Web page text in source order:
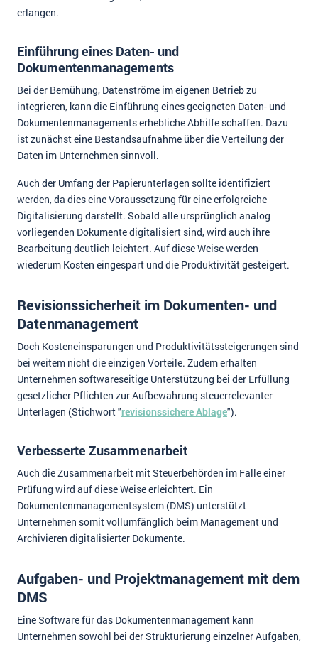
erlangen.
Einführung eines Daten- und
Dokumentenmanagements
Bei der Bemühung, Datenströme im eigenen Betrieb zu
integrieren, kann die Einführung eines geeigneten Daten- und
Dokumentenmanagements erhebliche Abhilfe schaffen. Dazu
ist zunächst eine Bestandsaufnahme über die Verteilung der
Daten im Unternehmen sinnvoll.
Auch der Umfang der Papierunterlagen sollte identifiziert
werden, da dies eine Voraussetzung für eine erfolgreiche
Digitalisierung darstellt. Sobald alle ursprünglich analog
vorliegenden Dokumente digitalisiert sind, wird auch ihre
Bearbeitung deutlich leichtert. Auf diese Weise werden
wiederum Kosten eingespart und die Produktivität gesteigert.
Revisionssicherheit im Dokumenten- und
Datenmanagement
Doch Kosteneinsparungen und Produktivitätssteigerungen sind
bei weitem nicht die einzigen Vorteile. Zudem erhalten
Unternehmen softwareseitige Unterstützung bei der Erfüllung
gesetzlicher Pflichten zur Aufbewahrung steuerrelevanter
Unterlagen (Stichwort "revisionssichere Ablage").
Verbesserte Zusammenarbeit
Auch die Zusammenarbeit mit Steuerbehörden im Falle einer
Prüfung wird auf diese Weise erleichtert. Ein
Dokumentenmanagementsystem (DMS) unterstützt
Unternehmen somit vollumfänglich beim Management und
Archivieren digitalisierter Dokumente.
Aufgaben- und Projektmanagement mit dem
DMS
Eine Software für das Dokumentenmanagement kann
Unternehmen sowohl bei der Strukturierung einzelner Aufgaben,